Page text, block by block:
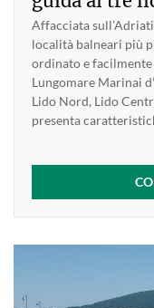
Affacciata
località balneari più
ordinato e facilmente
Lungomare Marinai
Lido Nord, Lido
presenta